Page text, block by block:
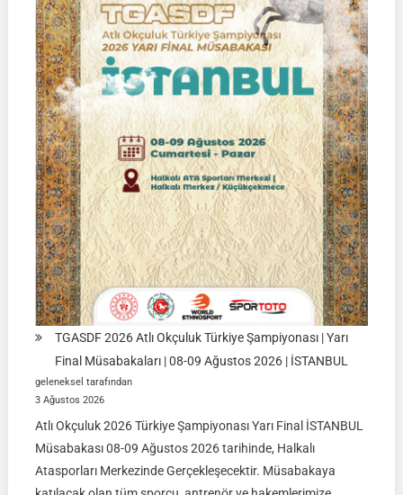
TGASDF 2026 Atlı Okçuluk Türkiye Şampiyonası | Yarı
Final Müsabakaları | 08-09 Ağustos 2026 | İSTANBUL
geleneksel tarafından
3 Ağustos 2026
Atlı Okçuluk 2026 Türkiye Şampiyonası Yarı Final İSTANBUL
Müsabakası 08-09 Ağustos 2026 tarihinde, Halkalı
Atasporları Merkezinde Gerçekleşecektir. Müsabakaya